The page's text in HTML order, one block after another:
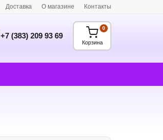
Доставка О магазине Контакты
+7 (383) 209 93 69
Корзина
0